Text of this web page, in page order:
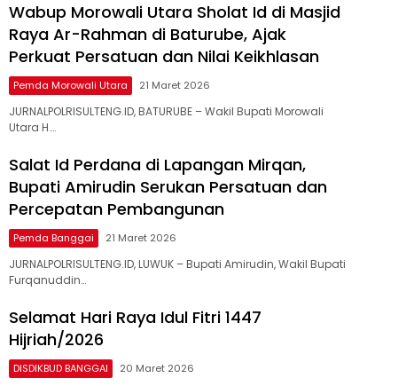
Wabup Morowali Utara Sholat Id di Masjid
Raya Ar-Rahman di Baturube, Ajak
Perkuat Persatuan dan Nilai Keikhlasan
Pemda Morowali Utara 21 Maret 2026
JURNALPOLRISULTENG.ID, BATURUBE – Wakil Bupati Morowali
Utara H….
Salat Id Perdana di Lapangan Mirqan,
Bupati Amirudin Serukan Persatuan dan
Percepatan Pembangunan
Pemda Banggai 21 Maret 2026
JURNALPOLRISULTENG.ID, LUWUK – Bupati Amirudin, Wakil Bupati
Furqanuddin…
Selamat Hari Raya Idul Fitri 1447
Hijriah/2026
DISDIKBUD BANGGAI 20 Maret 2026